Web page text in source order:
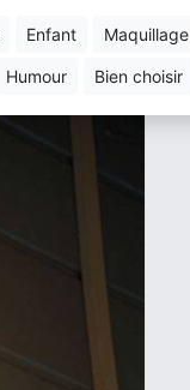
enfant maquillage
humour bien choisir